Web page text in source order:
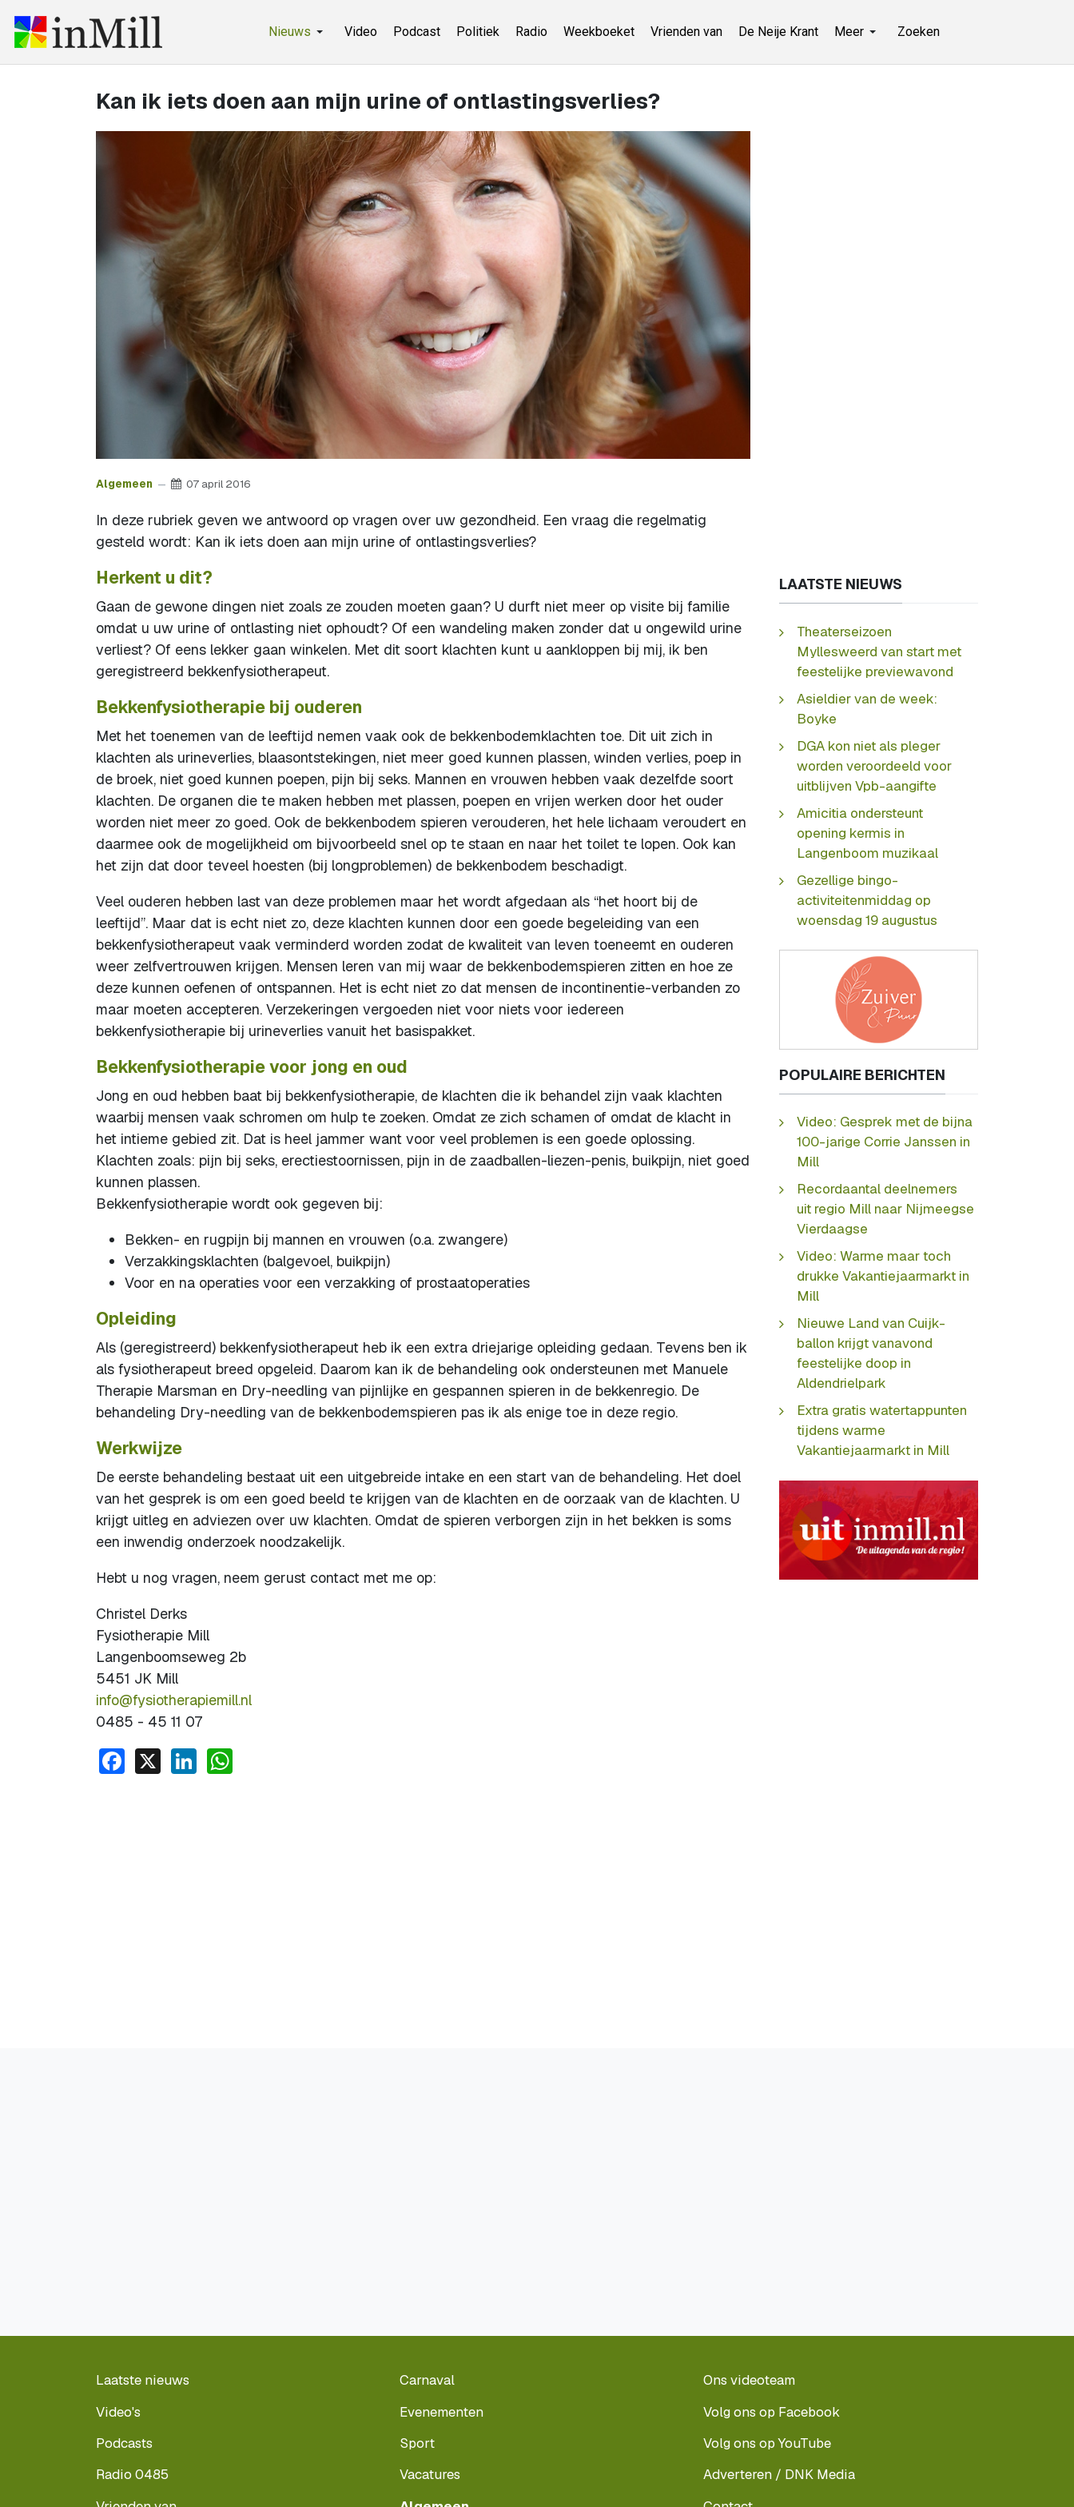
Nieuws Video Podcast Politiek Radio Weekboeket Vrienden van De Neije Krant Meer Zoeken
Kan ik iets doen aan mijn urine of ontlastingsverlies?
Algemeen 07 april 2016
In deze rubriek geven we antwoord op vragen over uw gezondheid. Een vraag die regelmatig
gesteld wordt: Kan ik iets doen aan mijn urine of ontlastingsverlies?
Herkent u dit?
Gaan de gewone dingen niet zoals ze zouden moeten gaan? U durft niet meer op visite bij familie
omdat u uw urine of ontlasting niet ophoudt? Of een wandeling maken zonder dat u ongewild urine
verliest? Of eens lekker gaan winkelen. Met dit soort klachten kunt u aankloppen bij mij, ik ben
geregistreerd bekkenfysiotherapeut.
Bekkenfysiotherapie bij ouderen
Met het toenemen van de leeftijd nemen vaak ook de bekkenbodemklachten toe. Dit uit zich in
klachten als urineverlies, blaasontstekingen, niet meer goed kunnen plassen, winden verlies, poep in
de broek, niet goed kunnen poepen, pijn bij seks. Mannen en vrouwen hebben vaak dezelfde soort
klachten. De organen die te maken hebben met plassen, poepen en vrijen werken door het ouder
worden niet meer zo goed. Ook de bekkenbodem spieren verouderen, het hele lichaam veroudert en
daarmee ook de mogelijkheid om bijvoorbeeld snel op te staan en naar het toilet te lopen. Ook kan
het zijn dat door teveel hoesten (bij longproblemen) de bekkenbodem beschadigt.
Veel ouderen hebben last van deze problemen maar het wordt afgedaan als “het hoort bij de
leeftijd”. Maar dat is echt niet zo, deze klachten kunnen door een goede begeleiding van een
bekkenfysiotherapeut vaak verminderd worden zodat de kwaliteit van leven toeneemt en ouderen
weer zelfvertrouwen krijgen. Mensen leren van mij waar de bekkenbodemspieren zitten en hoe ze
deze kunnen oefenen of ontspannen. Het is echt niet zo dat mensen de incontinentie-verbanden zo
maar moeten accepteren. Verzekeringen vergoeden niet voor niets voor iedereen
bekkenfysiotherapie bij urineverlies vanuit het basispakket.
Bekkenfysiotherapie voor jong en oud
Jong en oud hebben baat bij bekkenfysiotherapie, de klachten die ik behandel zijn vaak klachten
waarbij mensen vaak schromen om hulp te zoeken. Omdat ze zich schamen of omdat de klacht in
het intieme gebied zit. Dat is heel jammer want voor veel problemen is een goede oplossing.
Klachten zoals: pijn bij seks, erectiestoornissen, pijn in de zaadballen-liezen-penis, buikpijn, niet goed
kunnen plassen.
Bekkenfysiotherapie wordt ook gegeven bij:
Bekken- en rugpijn bij mannen en vrouwen (o.a. zwangere)
Verzakkingsklachten (balgevoel, buikpijn)
Voor en na operaties voor een verzakking of prostaatoperaties
Opleiding
Als (geregistreerd) bekkenfysiotherapeut heb ik een extra driejarige opleiding gedaan. Tevens ben ik
als fysiotherapeut breed opgeleid. Daarom kan ik de behandeling ook ondersteunen met Manuele
Therapie Marsman en Dry-needling van pijnlijke en gespannen spieren in de bekkenregio. De
behandeling Dry-needling van de bekkenbodemspieren pas ik als enige toe in deze regio.
Werkwijze
De eerste behandeling bestaat uit een uitgebreide intake en een start van de behandeling. Het doel
van het gesprek is om een goed beeld te krijgen van de klachten en de oorzaak van de klachten. U
krijgt uitleg en adviezen over uw klachten. Omdat de spieren verborgen zijn in het bekken is soms
een inwendig onderzoek noodzakelijk.
Hebt u nog vragen, neem gerust contact met me op:
Christel Derks
Fysiotherapie Mill
Langenboomseweg 2b
5451 JK Mill
info@fysiotherapiemill.nl
0485 - 45 11 07
Facebook
X LinkedIn
LAATSTE NIEUWS
Theaterseizoen
Myllesweerd van start met
feestelijke previewavond
Asieldier van de week:
Boyke
DGA kon niet als pleger
worden veroordeeld voor
uitblijven Vpb-aangifte
Amicitia ondersteunt
opening kermis in
Langenboom muzikaal
Gezellige bingo-
activiteitenmiddag op
woensdag 19 augustus
POPULAIRE BERICHTEN
Video: Gesprek met de bijna
100-jarige Corrie Janssen in
Mill
Recordaantal deelnemers
uit regio Mill naar Nijmeegse
Vierdaagse
Video: Warme maar toch
drukke Vakantiejaarmarkt in
Mill
Nieuwe Land van Cuijk-
ballon krijgt vanavond
feestelijke doop in
Aldendrielpark
Extra gratis watertappunten
tijdens warme
Vakantiejaarmarkt in Mill
Laatste nieuws
Video's
Podcasts
Radio 0485
Carnaval
Evenementen
Sport
Vacatures
Ons videoteam
Volg ons op Facebook
Volg ons op YouTube
Adverteren / DNK Media